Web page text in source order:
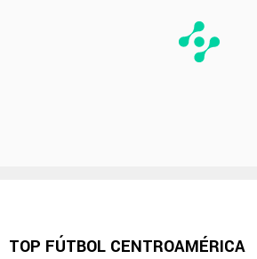
TOP FÚTBOL CENTROAMÉRICA